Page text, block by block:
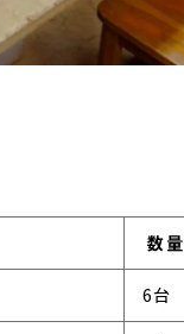
数量
6台